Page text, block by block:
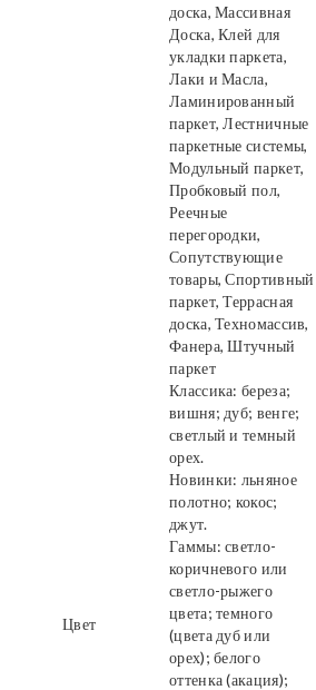
доска, Массивная
Доска, Клей для
укладки паркета,
Лаки и Масла,
Ламинированный
паркет, Лестничные
паркетные системы,
Модульный паркет,
Пробковый пол,
Реечные
перегородки,
Сопутствующие
товары, Спортивный
паркет, Террасная
доска, Техномассив,
Фанера, Штучный
паркет
Цвет
Классика: береза;
вишня; дуб; венге;
светлый и темный
орех.
Новинки: льняное
полотно; кокос;
джут.
Гаммы: светло-
коричневого или
светло-рыжего
цвета; темного
(цвета дуб или
орех); белого
оттенка (акация);